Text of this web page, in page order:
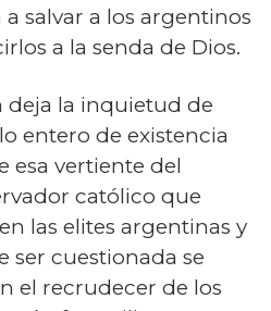
salvar a los argentinos
a la senda de Dios.
deja la inquietud de
entero de existencia
esa vertiente del
católico que
las elites argentinas y
ser cuestionada se
el recrudecer de los